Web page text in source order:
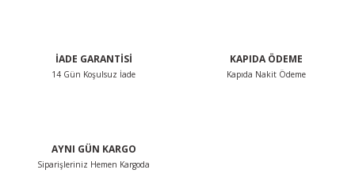
İADE GARANTİSİ
14 Gün Koşulsuz İade
KAPIDA ÖDEME
Kapıda Nakit Ödeme
AYNI GÜN KARGO
Siparişleriniz Hemen Kargoda